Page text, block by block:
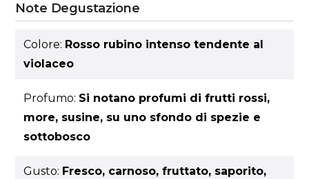
Note Degustazione
Colore: Rosso rubino intenso tendente al
violaceo
Profumo: Si notano profumi di frutti rossi,
more, susine, su uno sfondo di spezie e
sottobosco
Gusto: Fresco, carnoso, fruttato, saporito,